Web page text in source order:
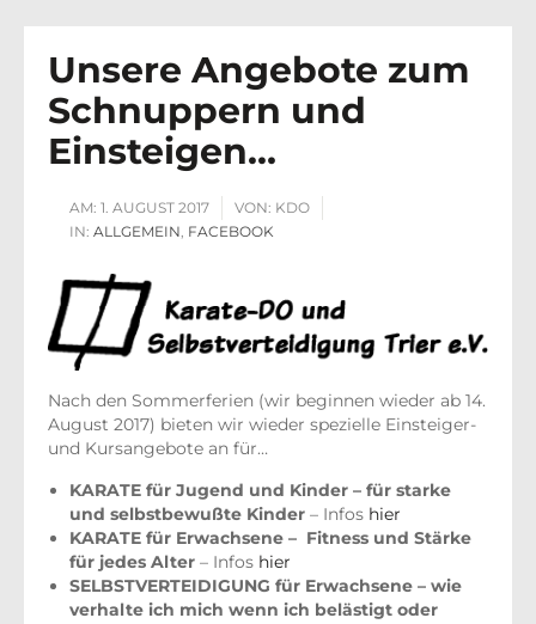
Unsere Angebote zum
Schnuppern und
Einsteigen…
AM: 1. AUGUST 2017 VON: KDO
IN: ALLGEMEIN, FACEBOOK
Nach den Sommerferien (wir beginnen wieder ab 14.
August 2017) bieten wir wieder spezielle Einsteiger-
und Kursangebote an für…
KARATE für Jugend und Kinder – für starke
und selbstbewußte Kinder – Infos hier
KARATE für Erwachsene – Fitness und Stärke
für jedes Alter – Infos hier
SELBSTVERTEIDIGUNG für Erwachsene – wie
verhalte ich mich wenn ich belästigt oder